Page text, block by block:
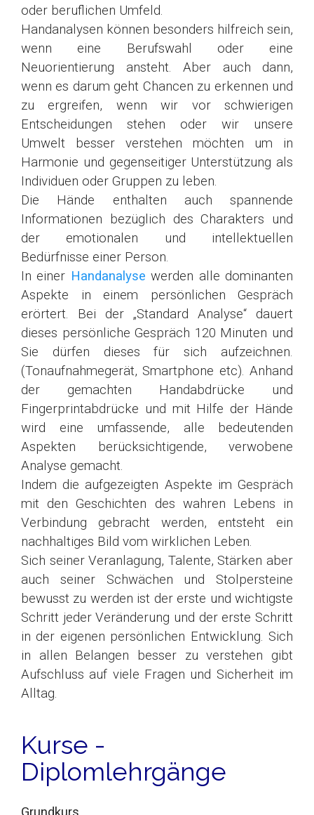
oder beruflichen Umfeld.
Handanalysen können besonders hilfreich sein,
wenn eine Berufswahl oder eine
Neuorientierung ansteht. Aber auch dann,
wenn es darum geht Chancen zu erkennen und
zu ergreifen, wenn wir vor schwierigen
Entscheidungen stehen oder wir unsere
Umwelt besser verstehen möchten um in
Harmonie und gegenseitiger Unterstützung als
Individuen oder Gruppen zu leben.
Die Hände enthalten auch spannende
Informationen bezüglich des Charakters und
der emotionalen und intellektuellen
Bedürfnisse einer Person.
In einer Handanalyse werden alle dominanten
Aspekte in einem persönlichen Gespräch
erörtert. Bei der „Standard Analyse“ dauert
dieses persönliche Gespräch 120 Minuten und
Sie dürfen dieses für sich aufzeichnen.
(Tonaufnahmegerät, Smartphone etc). Anhand
der gemachten Handabdrücke und
Fingerprintabdrücke und mit Hilfe der Hände
wird eine umfassende, alle bedeutenden
Aspekten berücksichtigende, verwobene
Analyse gemacht.
Indem die aufgezeigten Aspekte im Gespräch
mit den Geschichten des wahren Lebens in
Verbindung gebracht werden, entsteht ein
nachhaltiges Bild vom wirklichen Leben.
Sich seiner Veranlagung, Talente, Stärken aber
auch seiner Schwächen und Stolpersteine
bewusst zu werden ist der erste und wichtigste
Schritt jeder Veränderung und der erste Schritt
in der eigenen persönlichen Entwicklung. Sich
in allen Belangen besser zu verstehen gibt
Aufschluss auf viele Fragen und Sicherheit im
Alltag.
Kurse -
Diplomlehrgänge